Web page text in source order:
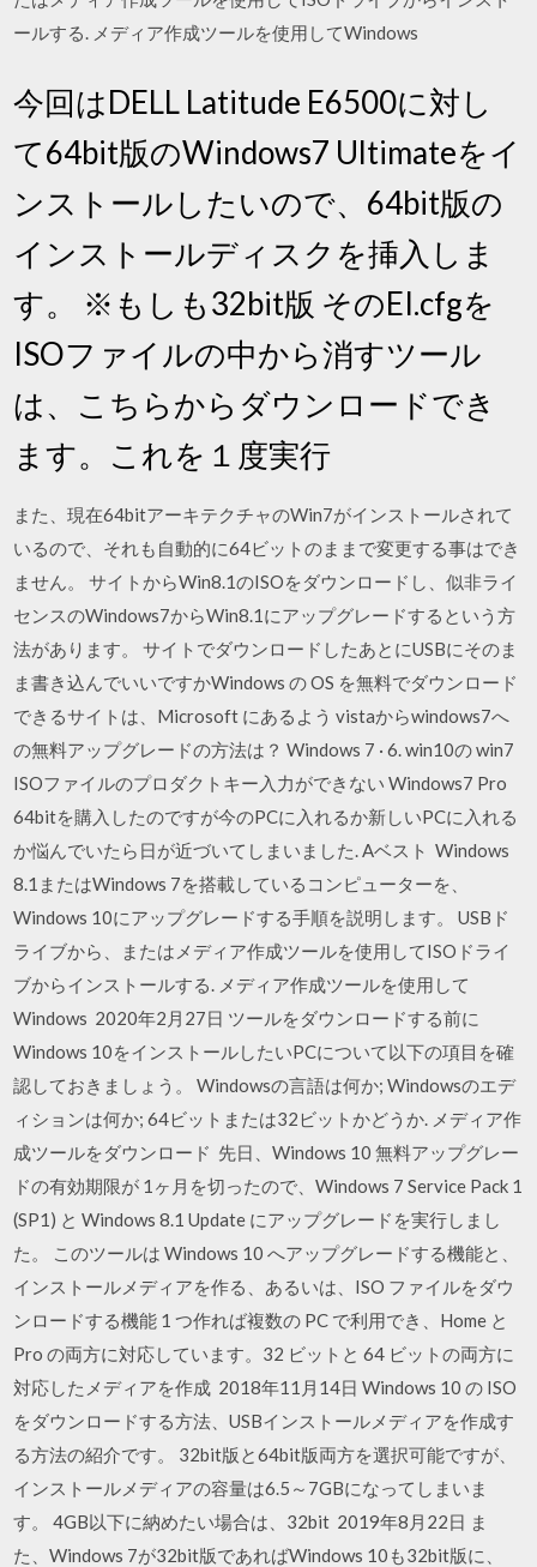
ールする. メディア作成ツールを使用してWindows
今回はDELL Latitude E6500に対し
て64bit版のWindows7 Ultimateをイ
ンストールしたいので、64bit版の
インストールディスクを挿入しま
す。 ※もしも32bit版 そのEI.cfgを
ISOファイルの中から消すツール
は、こちらからダウンロードでき
ます。これを１度実行
また、現在64bitアーキテクチャのWin7がインストールされて
いるので、それも自動的に64ビットのままで変更する事はでき
ません。 サイトからWin8.1のISOをダウンロードし、似非ライ
センスのWindows7からWin8.1にアップグレードするという方
法があります。 サイトでダウンロードしたあとにUSBにそのま
ま書き込んでいいですかWindows の OS を無料でダウンロード
できるサイトは、Microsoft にあるよう vistaからwindows7へ
の無料アップグレードの方法は？ Windows 7 · 6. win10の win7
ISOファイルのプロダクトキー入力ができない Windows7 Pro
64bitを購入したのですが今のPCに入れるか新しいPCに入れる
か悩んでいたら日が近づいてしまいました. Aベスト Windows
8.1またはWindows 7を搭載しているコンピューターを、
Windows 10にアップグレードする手順を説明します。 USBド
ライブから、またはメディア作成ツールを使用してISOドライ
ブからインストールする. メディア作成ツールを使用して
Windows 2020年2月27日 ツールをダウンロードする前に
Windows 10をインストールしたいPCについて以下の項目を確
認しておきましょう。 Windowsの言語は何か; Windowsのエデ
ィションは何か; 64ビットまたは32ビットかどうか. メディア作
成ツールをダウンロード 先日、Windows 10 無料アップグレー
ドの有効期限が 1ヶ月を切ったので、Windows 7 Service Pack 1
(SP1) と Windows 8.1 Update にアップグレードを実行しまし
た。 このツールは Windows 10 へアップグレードする機能と、
インストールメディアを作る、あるいは、ISO ファイルをダウ
ンロードする機能 1 つ作れば複数の PC で利用でき、Home と
Pro の両方に対応しています。32 ビットと 64 ビットの両方に
対応したメディアを作成 2018年11月14日 Windows 10 の ISO
をダウンロードする方法、USBインストールメディアを作成す
る方法の紹介です。 32bit版と64bit版両方を選択可能ですが、
インストールメディアの容量は6.5～7GBになってしまいま
す。 4GB以下に納めたい場合は、32bit 2019年8月22日 ま
た、Windows 7が32bit版であればWindows 10も32bit版に、